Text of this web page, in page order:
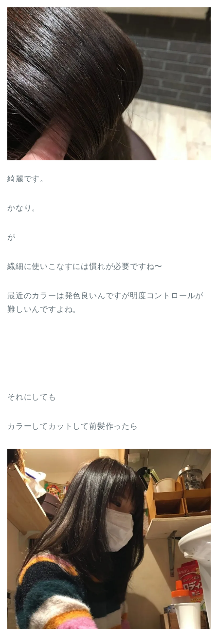
綺麗です。
かなり。
が
繊細に使いこなすには慣れが必要ですね〜
最近のカラーは発色良いんですが明度コントロールが
難しいんですよね。
それにしても
カラーしてカットして前髪作ったら